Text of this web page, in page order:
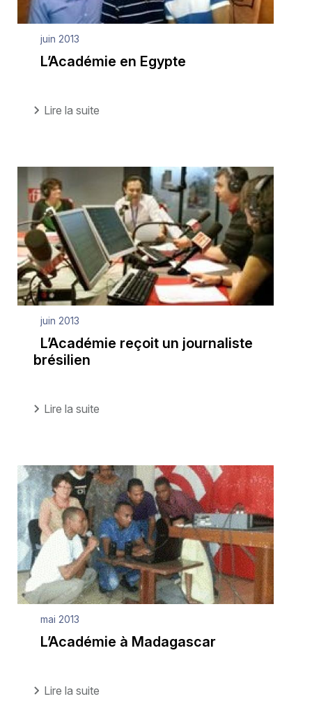
juin 2013
L’Académie en Egypte
Lire la suite
juin 2013
L’Académie reçoit un journaliste
brésilien
Lire la suite
mai 2013
L’Académie à Madagascar
Lire la suite